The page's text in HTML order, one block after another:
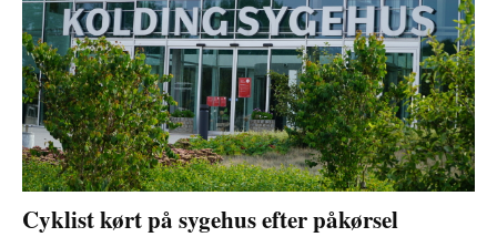
Cyklist kørt på sygehus efter påkørsel